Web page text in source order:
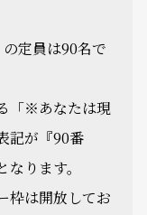
定員は90名で
「※あなたは現
記が『90番
ります。
枠は開放してお